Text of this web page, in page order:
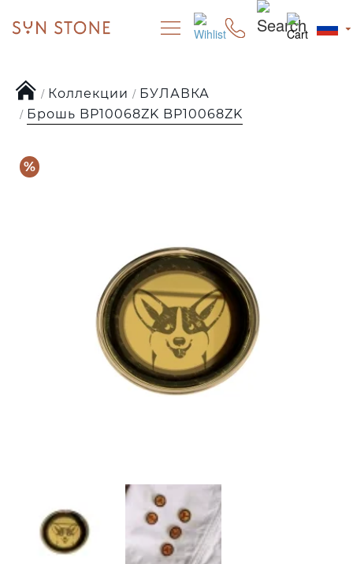
Коллекции
БУЛАВКА
Брошь BP10068ZK BP10068ZK
%